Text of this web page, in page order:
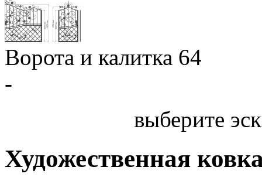
Ворота и калитка 64
-
выберите
Художественная